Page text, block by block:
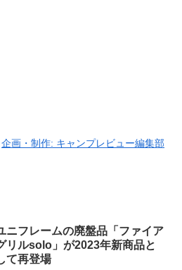
企画・制作: キャンプレビュー編集部
ニフレームの廃盤品「ファイア
リルsolo」が2023年新商品と
て再登場